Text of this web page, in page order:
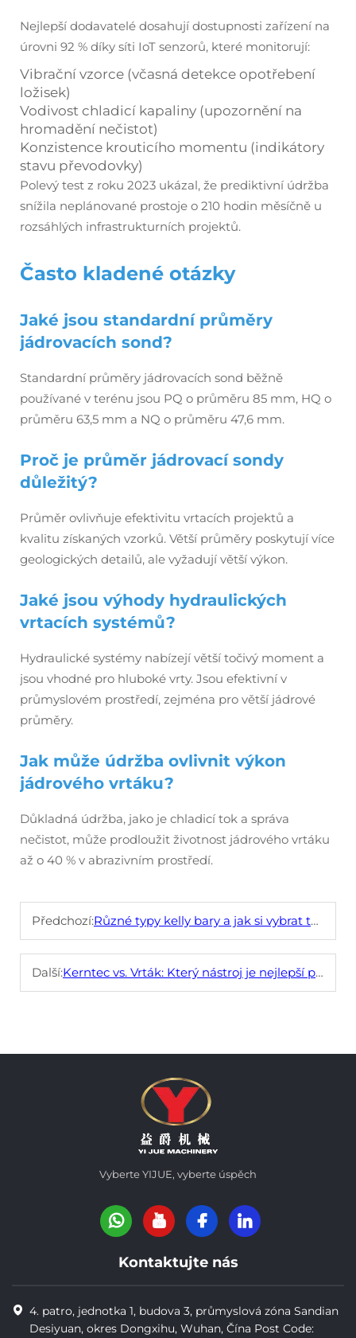
Nejlepší dodavatelé dosahují dostupnosti zařízení na
úrovni 92 % díky síti IoT senzorů, které monitorují:
Vibrační vzorce (včasná detekce opotřebení
ložisek)
Vodivost chladicí kapaliny (upozornění na
hromadění nečistot)
Konzistence krouticího momentu (indikátory
stavu převodovky)
Polevý test z roku 2023 ukázal, že prediktivní údržba
snížila neplánované prostoje o 210 hodin měsíčně u
rozsáhlých infrastrukturních projektů.
Často kladené otázky
Jaké jsou standardní průměry
jádrovacích sond?
Standardní průměry jádrovacích sond běžně
používané v terénu jsou PQ o průměru 85 mm, HQ o
průměru 63,5 mm a NQ o průměru 47,6 mm.
Proč je průměr jádrovací sondy
důležitý?
Průměr ovlivňuje efektivitu vrtacích projektů a
kvalitu získaných vzorků. Větší průměry poskytují více
geologických detailů, ale vyžadují větší výkon.
Jaké jsou výhody hydraulických
vrtacích systémů?
Hydraulické systémy nabízejí větší točivý moment a
jsou vhodné pro hluboké vrty. Jsou efektivní v
průmyslovém prostředí, zejména pro větší jádrové
průměry.
Jak může údržba ovlivnit výkon
jádrového vrtáku?
Důkladná údržba, jako je chladicí tok a správa
nečistot, může prodloužit životnost jádrového vrtáku
až o 40 % v abrazivním prostředí.
Předchozí:Různé typy kelly bary a jak si vybrat tu správnou
Další:Kerntec vs. Vrták: Který nástroj je nejlepší pro vaše vrtací potřeby?
Vyberte YIJUE, vyberte úspěch
Kontaktujte nás
4. patro, jednotka 1, budova 3, průmyslová zóna Sandian
Desiyuan, okres Dongxihu, Wuhan, Čína Post Code: